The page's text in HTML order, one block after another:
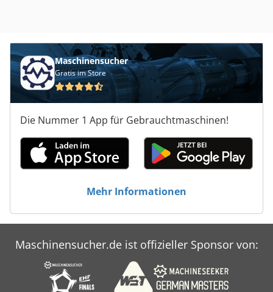
Maschinensucher
Gratis im Store
Die Nummer 1 App für Gebrauchtmaschinen!
Mehr Informationen
Maschinensucher.de ist offizieller Sponsor von: